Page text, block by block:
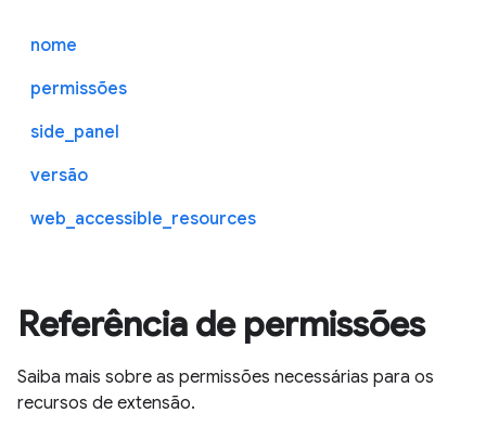
nome
permissões
side_panel
versão
web_accessible_resources
Referência de permissões
Saiba mais sobre as permissões necessárias para os
recursos de extensão.